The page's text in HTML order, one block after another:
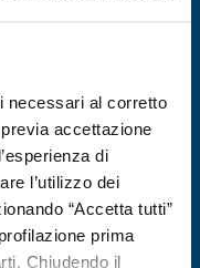
necessari al corretto
accettazione
di
l’utilizzo dei
“Accetta tutti”
prima
Chiudendo il
DISCOVER MORE →
2027